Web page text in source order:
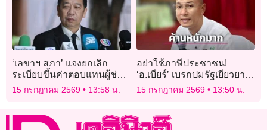
‘เลขาฯ สภา’ แจงยกเลิก
ระเบียบขึ้นค่าตอบแทนผู้ช่วย
สส.-สว.เหตุไม่สอดคล้อง
บริบทการเงินประเทศ
15 กรกฎาคม 2569 13:58 น.
อย่าใช้ภาษีประชาชน!
‘อ.เบียร์’ เบรกปมรัฐเยียวยา
ไฟไหม้โรงเบียร์ลาดพร้าว
ลั่นเจ้าของร้านต้องจ่ายเอง
15 กรกฎาคม 2569 13:50 น.